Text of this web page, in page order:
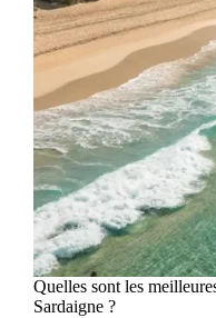
Quelles sont les
Sardaigne ?